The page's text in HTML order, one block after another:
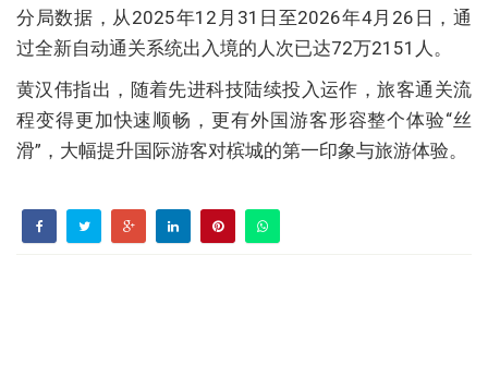
分局数据，从2025年12月31日至2026年4月26日，通
过全新自动通关系统出入境的人次已达72万2151人。
黄汉伟指出，随着先进科技陆续投入运作，旅客通关流
程变得更加快速顺畅，更有外国游客形容整个体验“丝
滑”，大幅提升国际游客对槟城的第一印象与旅游体验。